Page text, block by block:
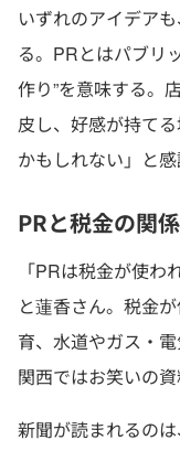
いずれのアイデア
る。PRとはパブリ
作り”を意味する。
皮し、好感が持て
かもしれない」と感
PRと税金の関係
「PRは税金が使わ
と蓮香さん。税金
育、水道やガス・
関西ではお笑いの
新聞が読まれるの